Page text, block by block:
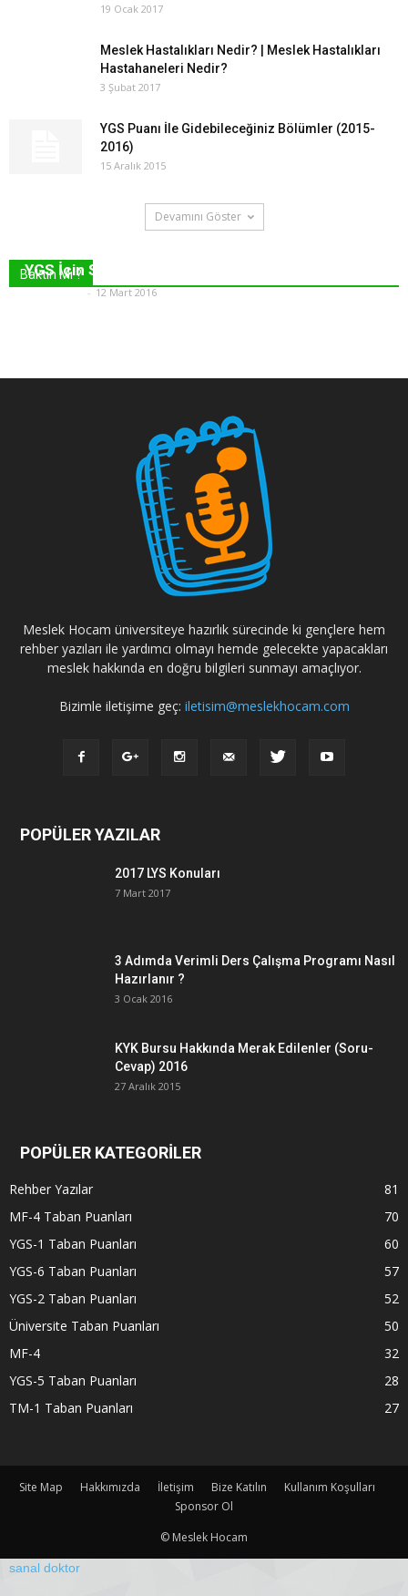
19 Ocak 2017
Meslek Hastalıkları Nedir? | Meslek Hastalıkları
Hastahaneleri Nedir?
3 Şubat 2017
YGS Puanı İle Gidebileceğiniz Bölümler (2015-
2016)
15 Aralık 2015
Devamını Göster
Baktın Mı ?
YGS İçin Son Gün Ve Sınav Sabahı Neler Yapılır?
- 12 Mart 2016
Meslek Hocam üniversiteye hazırlık sürecinde ki gençlere hem
rehber yazıları ile yardımcı olmayı hemde gelecekte yapacakları
meslek hakkında en doğru bilgileri sunmayı amaçlıyor.
Bizimle iletişime geç: iletisim@meslekhocam.com
POPÜLER YAZILAR
2017 LYS Konuları
7 Mart 2017
3 Adımda Verimli Ders Çalışma Programı Nasıl
Hazırlanır ?
3 Ocak 2016
KYK Bursu Hakkında Merak Edilenler (Soru-
Cevap) 2016
27 Aralık 2015
POPÜLER KATEGORİLER
Rehber Yazılar
81
MF-4 Taban Puanları
70
YGS-1 Taban Puanları
60
YGS-6 Taban Puanları
57
YGS-2 Taban Puanları
52
Üniversite Taban Puanları
50
MF-4
32
YGS-5 Taban Puanları
28
TM-1 Taban Puanları
27
Site Map Hakkımızda İletişim Bize Katılın
Kullanım Koşulları
Sponsor Ol
© Meslek Hocam
sanal doktor